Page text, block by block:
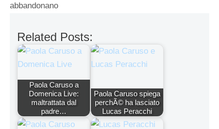
abbandonano
Related Posts:
Paola Caruso a
Domenica Live:
maltrattata dal
padre…
Paola Caruso spiega
perchÃ© ha lasciato
Lucas Peracchi